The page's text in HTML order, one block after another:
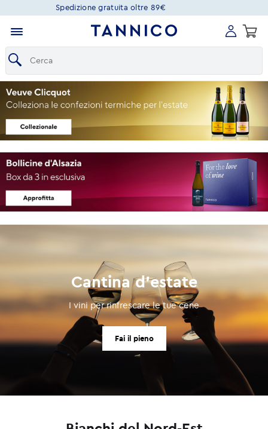
Spedizione gratuita oltre 89€
Cantina d'estate
I vini per rinfrescare le tue cene
Fai il pieno